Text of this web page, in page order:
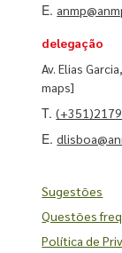
E.
delegação
Av. Elias
maps]
T.
E.
Sugestões
Questões
Política de